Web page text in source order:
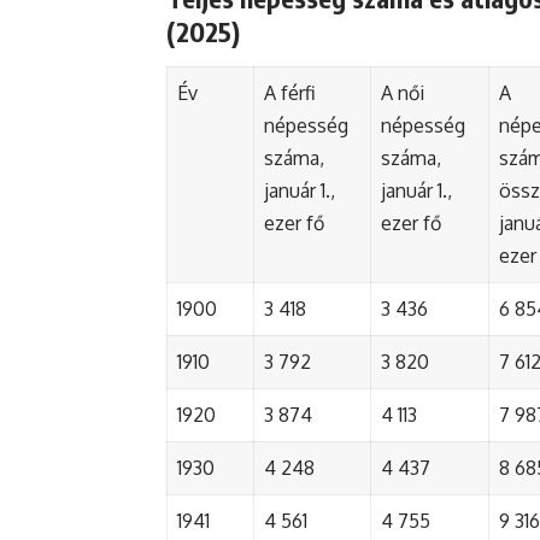
(2025)
Év
A férfi
népesség
száma,
január 1.,
ezer fő
A női
népesség
száma,
január 1.,
ezer fő
A
1900 3 418 3 436 6
1910 3 792 3 820 7 612
1920 3 874 4 113 7
1930 4 248 4 437 8
1941 4 561 4 755 9 316